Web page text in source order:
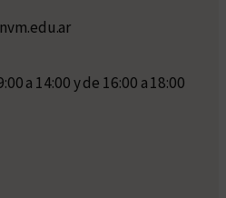
a 14:00 y de 16:00 a 18:00